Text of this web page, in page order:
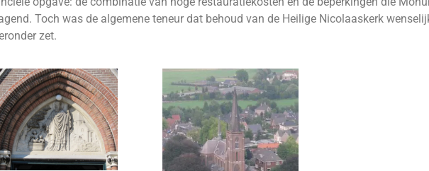
Toch was de algemene teneur dat behoud van de Heilige Nicolaaskerk
zet.